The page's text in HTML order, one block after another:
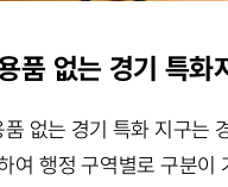
품 없는 경기 특
품 없는 경기 특화 지구
여 행정 구역별로 구분이